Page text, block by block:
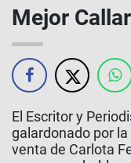
Mejor Callar
El Escritor y
galardonado por
venta de Carlota